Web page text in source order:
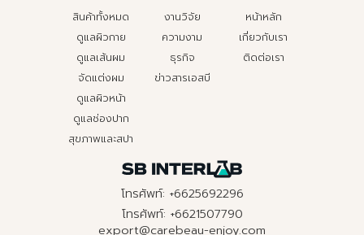
สินค้าทั้งหมด
ดูแลผิวกาย
ดูแลเส้นผม
จัดแต่งผม
ดูแลผิวหน้า
ดูแลช่องปาก
สุขภาพและสปา
งานวิจัย
ความงาม
ธุรกิจ
ข่าวสารเอสบี
หน้าหลัก
เกี่ยวกับเรา
ติดต่อเรา
โทรศัพท์: +6625692296
โทรศัพท์: +6621507790
export@carebeau-enjoy.com